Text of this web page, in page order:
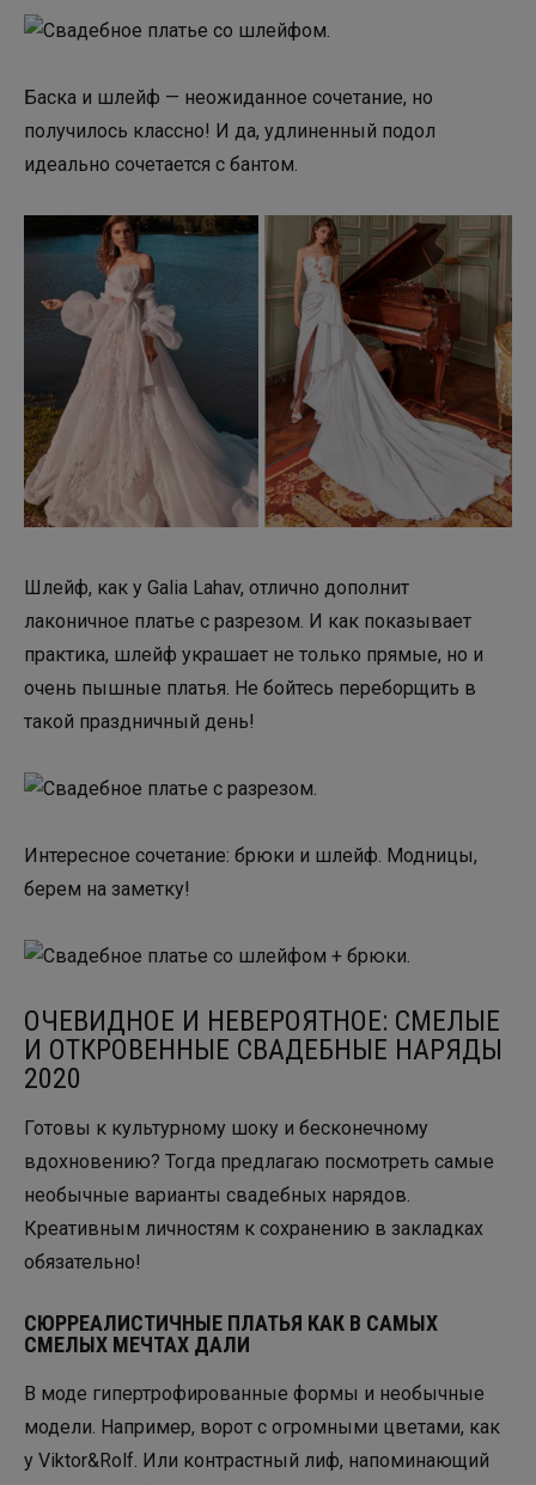
Баска и шлейф — неожиданное сочетание, но
получилось классно! И да, удлиненный подол
идеально сочетается с бантом.
Шлейф, как у Galia Lahav, отлично дополнит
лаконичное платье с разрезом. И как показывает
практика, шлейф украшает не только прямые, но и
очень пышные платья. Не бойтесь переборщить в
такой праздничный день!
Интересное сочетание: брюки и шлейф. Модницы,
берем на заметку!
ОЧЕВИДНОЕ И НЕВЕРОЯТНОЕ: СМЕЛЫЕ
И ОТКРОВЕННЫЕ СВАДЕБНЫЕ НАРЯДЫ
2020
Готовы к культурному шоку и бесконечному
вдохновению? Тогда предлагаю посмотреть самые
необычные варианты свадебных нарядов.
Креативным личностям к сохранению в закладках
обязательно!
СЮРРЕАЛИСТИЧНЫЕ ПЛАТЬЯ КАК В САМЫХ
СМЕЛЫХ МЕЧТАХ ДАЛИ
В моде гипертрофированные формы и необычные
модели. Например, ворот с огромными цветами, как
у Viktor&Rolf. Или контрастный лиф, напоминающий